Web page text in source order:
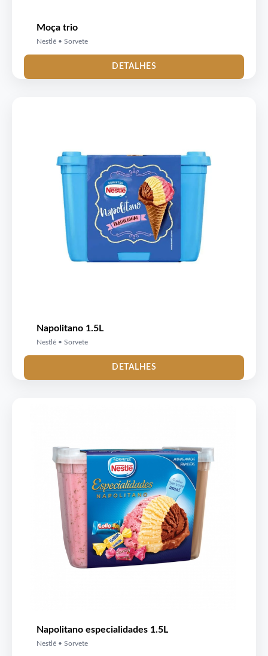
Moça trio
Nestlé • Sorvete
DETALHES
Napolitano 1.5L
Nestlé • Sorvete
DETALHES
Napolitano especialidades 1.5L
Nestlé • Sorvete